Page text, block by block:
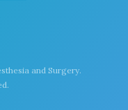
and Surgery.